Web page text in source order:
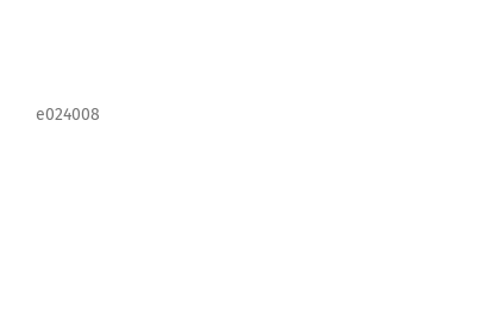
e024008